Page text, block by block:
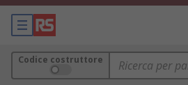
Codice costruttore